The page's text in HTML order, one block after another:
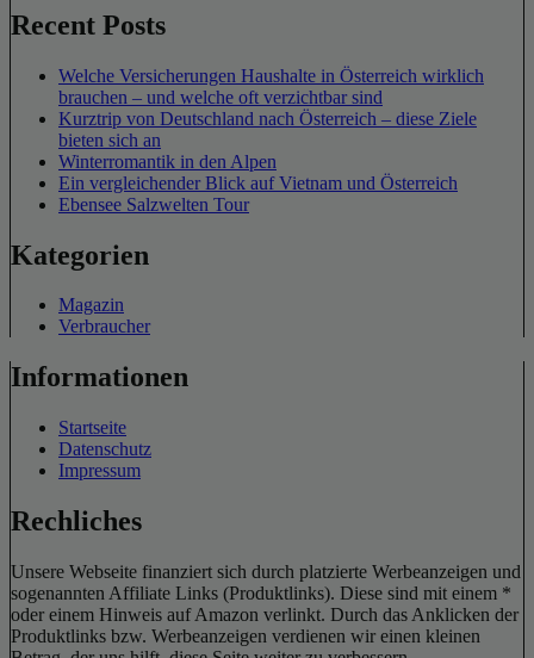
Recent Posts
Welche Versicherungen Haushalte in Österreich wirklich
brauchen – und welche oft verzichtbar sind
Kurztrip von Deutschland nach Österreich – diese Ziele
bieten sich an
Winterromantik in den Alpen
Ein vergleichender Blick auf Vietnam und Österreich
Ebensee Salzwelten Tour
Kategorien
Magazin
Verbraucher
Informationen
Startseite
Datenschutz
Impressum
Rechliches
Unsere Webseite finanziert sich durch platzierte Werbeanzeigen und
sogenannten Affiliate Links (Produktlinks). Diese sind mit einem *
oder einem Hinweis auf Amazon verlinkt. Durch das Anklicken der
Produktlinks bzw. Werbeanzeigen verdienen wir einen kleinen